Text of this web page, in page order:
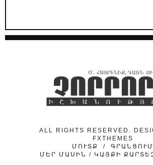
24.04.2026
Ինչո՞ւ է «նիկոլական
ALL RIGHTS RESERVED.
FXTHEMES
ՄՈՒՏՔ
/ ԳՐԱՆՑՈՒՄ
ՄԵՐ ՄԱՍԻՆ / ԿԱՅՔԻ